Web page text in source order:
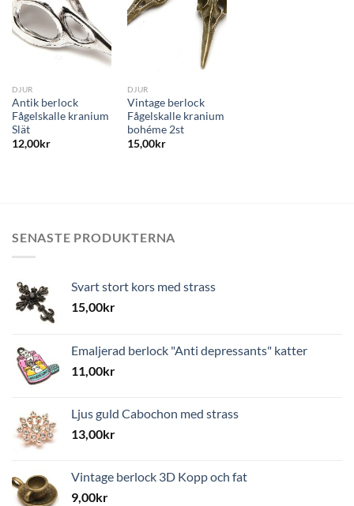
Lägg
till i
önskelistan
DJUR
Antik berlock
Fågelskalle kranium
Slät
12,00kr
Lägg
till i
önskelistan
DJUR
Vintage berlock
Fågelskalle kranium
bohéme 2st
15,00kr
SENASTE PRODUKTERNA
Svart stort kors med strass
15,00kr
Emaljerad berlock "Anti depressants" katter
11,00kr
Ljus guld Cabochon med strass
13,00kr
Vintage berlock 3D Kopp och fat
9,00kr